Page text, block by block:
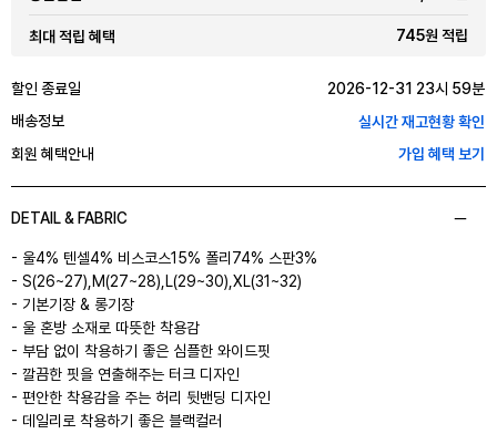
최대 적립 혜택 745원 적립
할인 종료일
2026-12-31 23시 59분
배송정보
실시간 재고현황 확인
회원 혜택안내
가입 혜택 보기
DETAIL & FABRIC
- 울4% 텐셀4% 비스코스15% 폴리74% 스판3%
- S(26~27),M(27~28),L(29~30),XL(31~32)
- 기본기장 & 롱기장
- 울 혼방 소재로 따뜻한 착용감
- 부담 없이 착용하기 좋은 심플한 와이드핏
- 깔끔한 핏을 연출해주는 터크 디자인
- 편안한 착용감을 주는 허리 뒷밴딩 디자인
- 데일리로 착용하기 좋은 블랙컬러